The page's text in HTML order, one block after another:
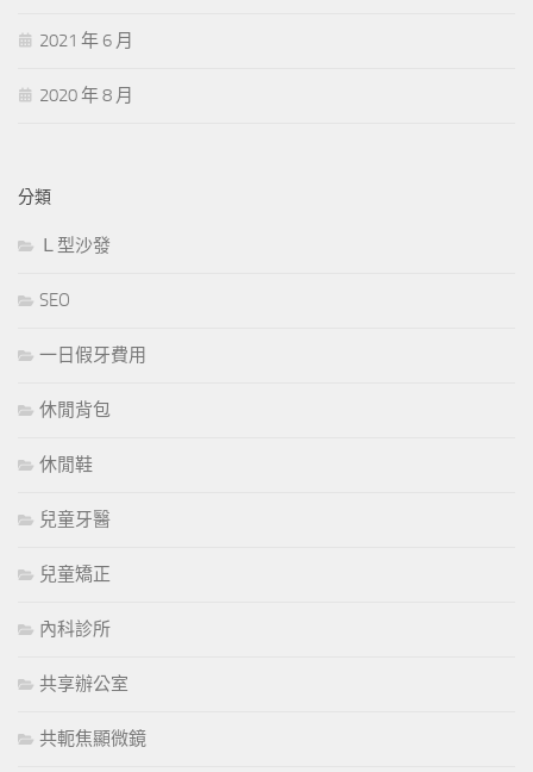
2021 年 6 月
2020 年 8 月
分類
Ｌ型沙發
SEO
一日假牙費用
休閒背包
休閒鞋
兒童牙醫
兒童矯正
內科診所
共享辦公室
共軛焦顯微鏡